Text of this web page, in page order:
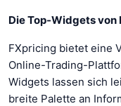
Die Top-Widgets
FXpricing bietet eine
Online-Trading-
Widgets lassen sich
breite Palette an